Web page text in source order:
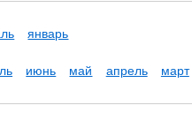
январь
июнь май апрель март